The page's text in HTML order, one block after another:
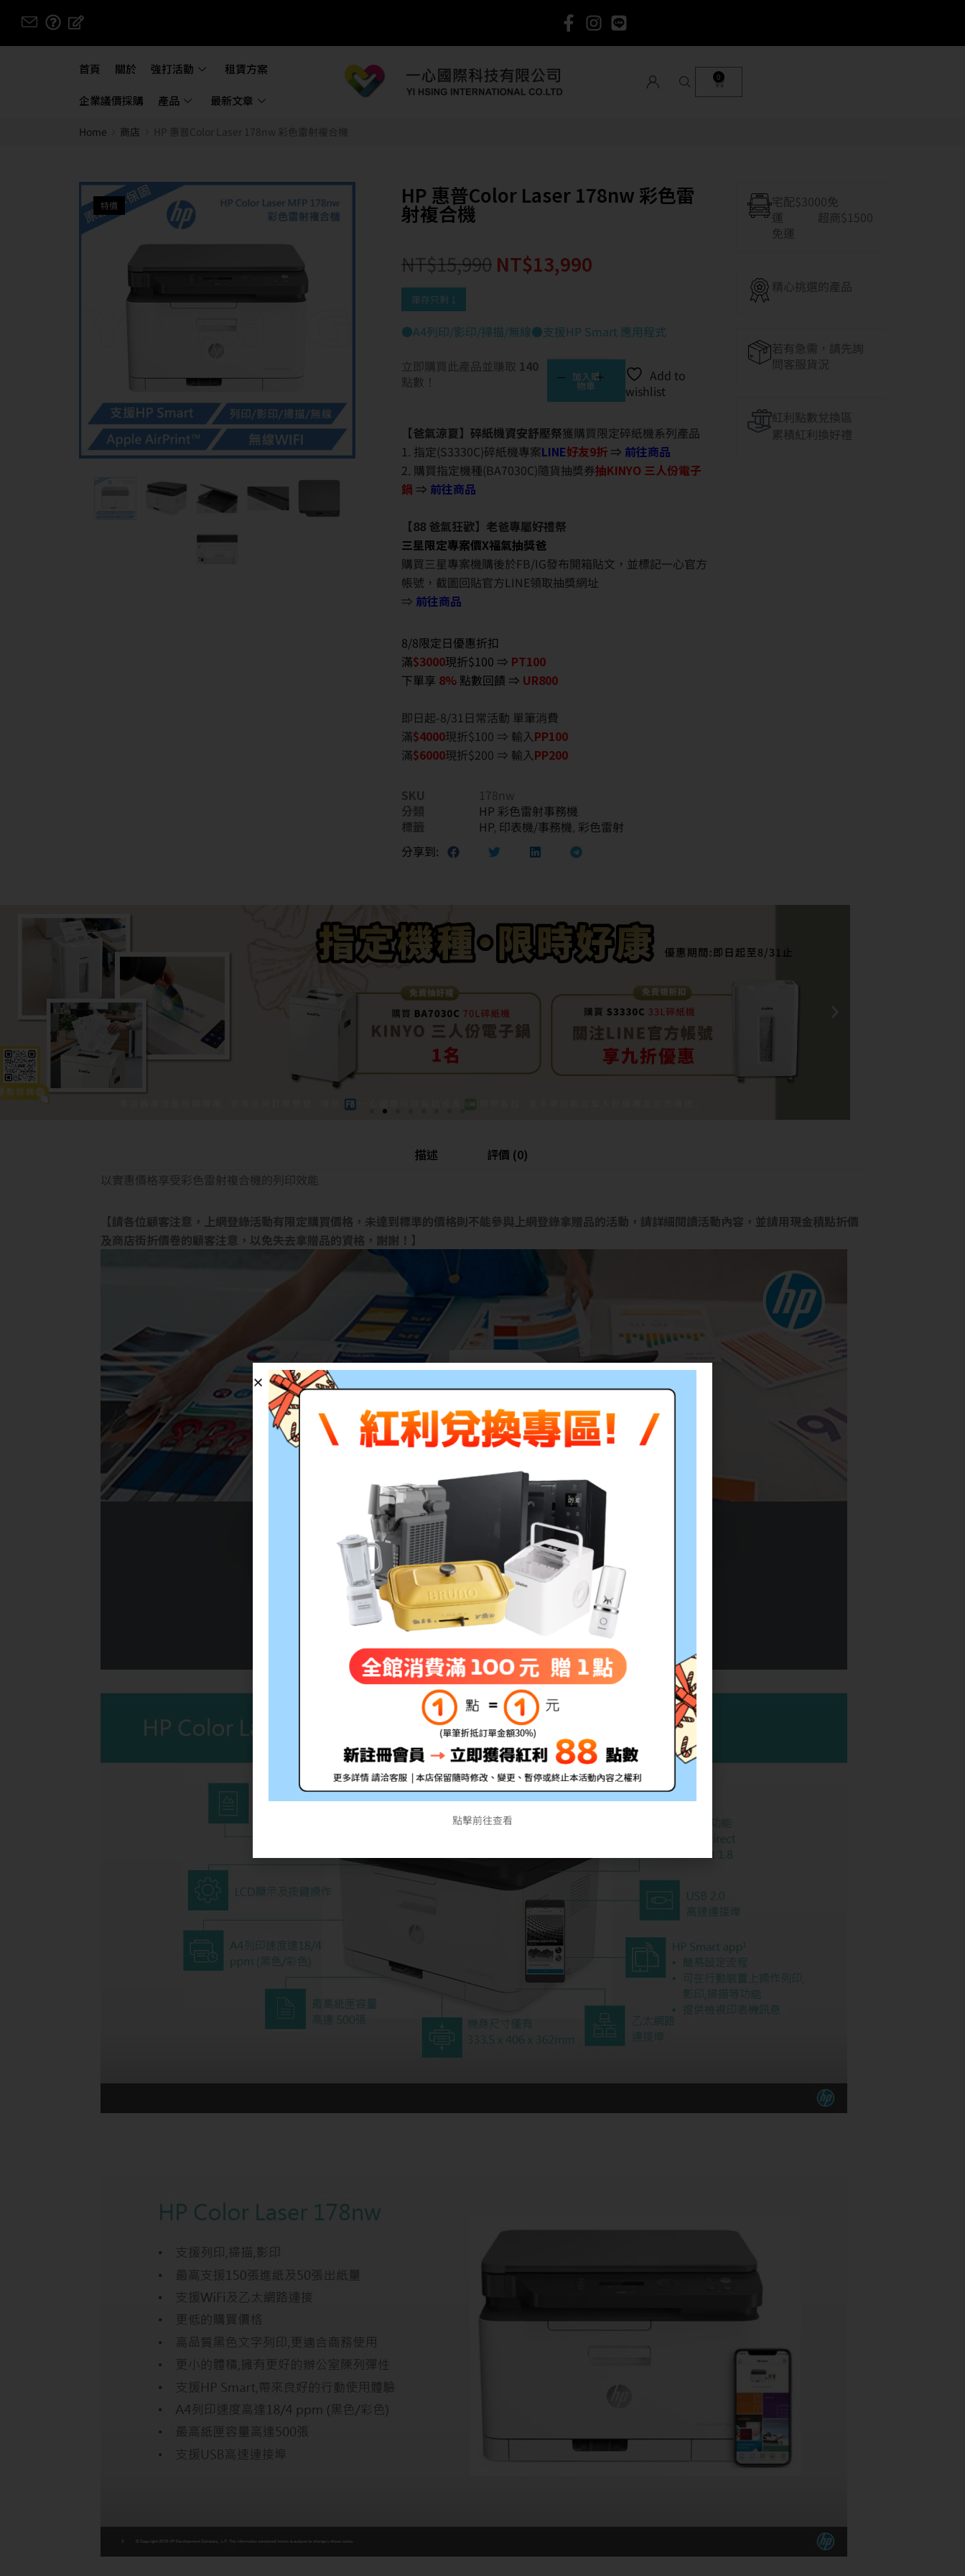
首頁 關於 強打活動 租賃方案
企業議價採購 產品 最新文章
0
Home 商店 HP 惠普Color Laser 178nw 彩色雷射複合機
特價 HP 惠普Color Laser 178nw 彩色雷
射複合機
NT$15,990 NT$13,990
庫存只剩 1
●A4列印/影印/掃描/無線●支援HP Smart 應用程式
立即購買此產品並賺取 140
點數！
加入購
物車
Add to
wishlist
【爸氣涼夏】碎紙機資安舒壓祭獲購買限定碎紙機系列產品
1. 指定(S3330C)碎紙機專案LINE好友9折 ⇒ 前往商品
2. 購買指定機種(BA7030C)隨貨抽獎券抽KINYO 三人份電子
鍋 ⇒ 前往商品
【88 爸氣狂歡】老爸專屬好禮祭
三星限定專案價X福氣抽獎爸
購買三星專案機購後於FB/IG發布開箱貼文，並標記一心官方
帳號，截圖回貼官方LINE領取抽獎網址
⇒ 前往商品
8/8限定日優惠折扣
滿$3000現折$100 ⇒ PT100
下單享 8% 點數回饋 ⇒ UR800
即日起-8/31日常活動 單筆消費
滿$4000現折$100 ⇒ 輸入PP100
滿$6000現折$200 ⇒ 輸入PP200
SKU
178nw
分類
HP 彩色雷射事務機
標籤
HP, 印表機/事務機, 彩色雷射
分享到:
宅配$3000免
運 超商$1500
免運
精心挑選的產品
若有急需，請先詢
問客服貨況
紅利點數兌換區
累積紅利換好禮
描述
評價 (0)
以實惠價格享受彩色雷射複合機的列印效能
【請各位顧客注意，上網登錄活動有限定購買價格，未達到標準的價格則不能參與上網登錄拿贈品的活動，請詳細閱讀活動內容，並請用現金積點折價
及商店街折價卷的顧客注意，以免失去拿贈品的資格，謝謝！】
點擊前往查看